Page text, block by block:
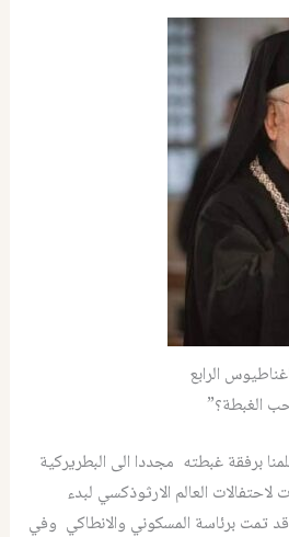
الرابع
الغبطة؟”
برفقة غبطته مجددا الى البطريركية
لاحتفالات العالم الارثوذكسي لبدء
2000 وكانت قد تمت برئاسة المسكوني والانطاكي وفي